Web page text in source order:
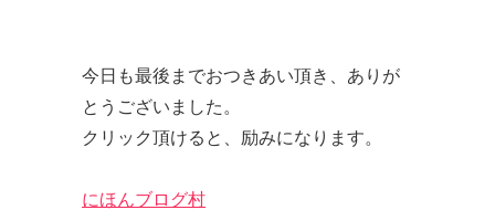
今日も最後までおつきあい頂き、ありが
とうございました。
クリック頂けると、励みになります。
にほんブログ村